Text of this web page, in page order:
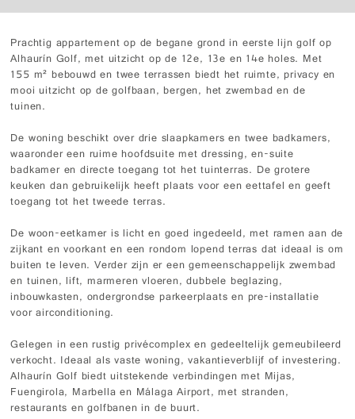
Prachtig appartement op de begane grond in eerste lijn golf op
Alhaurín Golf, met uitzicht op de 12e, 13e en 14e holes. Met
155 m² bebouwd en twee terrassen biedt het ruimte, privacy en
mooi uitzicht op de golfbaan, bergen, het zwembad en de
tuinen.
De woning beschikt over drie slaapkamers en twee badkamers,
waaronder een ruime hoofdsuite met dressing, en-suite
badkamer en directe toegang tot het tuinterras. De grotere
keuken dan gebruikelijk heeft plaats voor een eettafel en geeft
toegang tot het tweede terras.
De woon-eetkamer is licht en goed ingedeeld, met ramen aan de
zijkant en voorkant en een rondom lopend terras dat ideaal is om
buiten te leven. Verder zijn er een gemeenschappelijk zwembad
en tuinen, lift, marmeren vloeren, dubbele beglazing,
inbouwkasten, ondergrondse parkeerplaats en pre-installatie
voor airconditioning.
Gelegen in een rustig privécomplex en gedeeltelijk gemeubileerd
verkocht. Ideaal als vaste woning, vakantieverblijf of investering.
Alhaurín Golf biedt uitstekende verbindingen met Mijas,
Fuengirola, Marbella en Málaga Airport, met stranden,
restaurants en golfbanen in de buurt.